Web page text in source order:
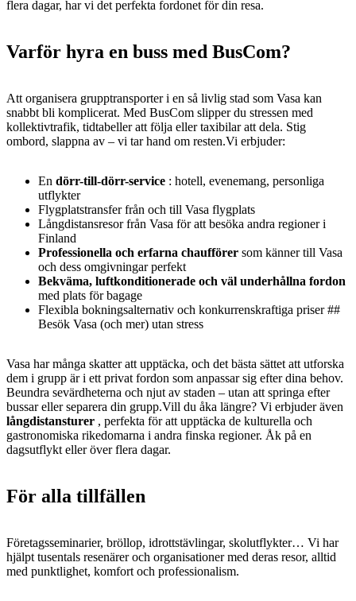
flera dagar, har vi det perfekta fordonet för din resa.
Varför hyra en buss med BusCom?
Att organisera grupptransporter i en så livlig stad som Vasa kan
snabbt bli komplicerat. Med BusCom slipper du stressen med
kollektivtrafik, tidtabeller att följa eller taxibilar att dela. Stig
ombord, slappna av – vi tar hand om resten.Vi erbjuder:
En dörr-till-dörr-service : hotell, evenemang, personliga
utflykter
Flygplatstransfer från och till Vasa flygplats
Långdistansresor från Vasa för att besöka andra regioner i
Finland
Professionella och erfarna chaufförer som känner till Vasa
och dess omgivningar perfekt
Bekväma, luftkonditionerade och väl underhållna fordon
med plats för bagage
Flexibla bokningsalternativ och konkurrenskraftiga priser ##
Besök Vasa (och mer) utan stress
Vasa har många skatter att upptäcka, och det bästa sättet att utforska
dem i grupp är i ett privat fordon som anpassar sig efter dina behov.
Beundra sevärdheterna och njut av staden – utan att springa efter
bussar eller separera din grupp.Vill du åka längre? Vi erbjuder även
långdistansturer , perfekta för att upptäcka de kulturella och
gastronomiska rikedomarna i andra finska regioner. Åk på en
dagsutflykt eller över flera dagar.
För alla tillfällen
Företagsseminarier, bröllop, idrottstävlingar, skolutflykter… Vi har
hjälpt tusentals resenärer och organisationer med deras resor, alltid
med punktlighet, komfort och professionalism.